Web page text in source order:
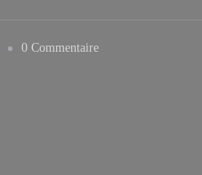
0 CommentaireSur